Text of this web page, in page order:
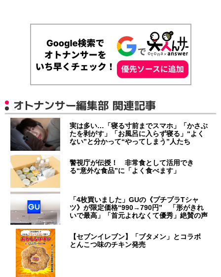
オトナンサー編集部 関連記事
実は多い…「寝る寸前までスマホ」「かさぶ
たを剥がす」「お風呂に入らず寝る」“よく
ない”と分かって“やってしまう”人たち
警視庁が伝授！ 非常食として活用でき
る“意外な食品”に「よく食べます」
「4枚買いました」GUの《プチプラTシャ
ツ》が限定価格“990→790円” 「形がきれ
いで最高」「首元よれなくて優秀」絶賛の声
【セブンイレブン】「ブタメン」とコラボ
とんこつ味のチキン発売